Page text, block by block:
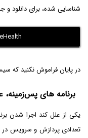
شناسایی شده، برای دانلود و
در پایان فراموش نکنید که
برنامه های پس‌زمینه،
تعدادی پردازش و سرویس در